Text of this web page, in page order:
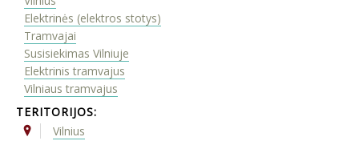
Elektrinės (elektros stotys)
Tramvajai
Susisiekimas Vilniuje
Elektrinis tramvajus
Vilniaus tramvajus
TERITORIJOS:
Vilnius